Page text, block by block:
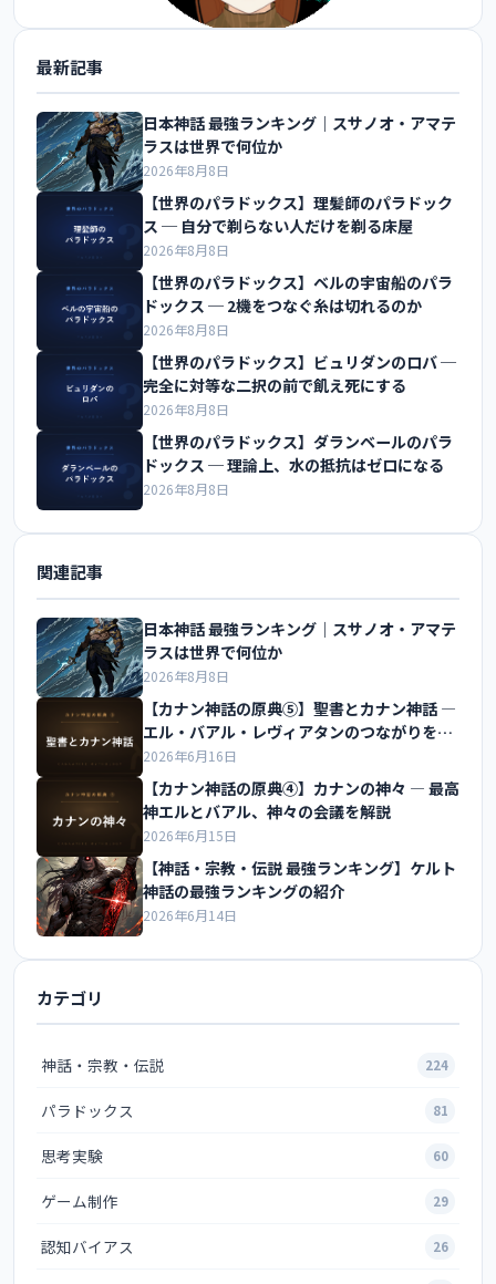
最新記事
日本神話 最強ランキング｜スサノオ・アマテ
ラスは世界で何位か
2026年8月8日
【世界のパラドックス】理髪師のパラドック
ス ─ 自分で剃らない人だけを剃る床屋
2026年8月8日
【世界のパラドックス】ベルの宇宙船のパラ
ドックス ─ 2機をつなぐ糸は切れるのか
2026年8月8日
【世界のパラドックス】ビュリダンのロバ ─
完全に対等な二択の前で飢え死にする
2026年8月8日
【世界のパラドックス】ダランベールのパラ
ドックス ─ 理論上、水の抵抗はゼロになる
2026年8月8日
関連記事
日本神話 最強ランキング｜スサノオ・アマテ
ラスは世界で何位か
2026年8月8日
【カナン神話の原典⑤】聖書とカナン神話 ―
エル・バアル・レヴィアタンのつながりを解
説
2026年6月16日
【カナン神話の原典④】カナンの神々 ― 最高
神エルとバアル、神々の会議を解説
2026年6月15日
【神話・宗教・伝説 最強ランキング】ケルト
神話の最強ランキングの紹介
2026年6月14日
カテゴリ
神話・宗教・伝説 224
パラドックス 81
思考実験 60
ゲーム制作 29
認知バイアス 26